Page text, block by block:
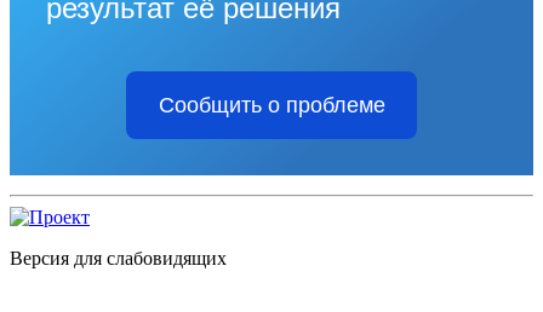
результат её решения
Сообщить о проблеме
Версия для слабовидящих